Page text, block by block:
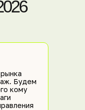
Будем
кому